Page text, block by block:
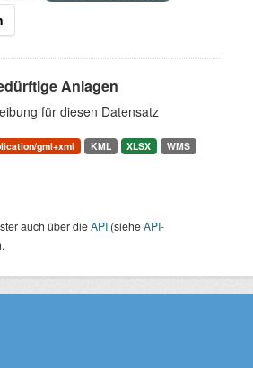
Anlagen
für diesen Datensatz
gml+xml KML XLSX
WMS
auch über dieAPI (sieheAPI-